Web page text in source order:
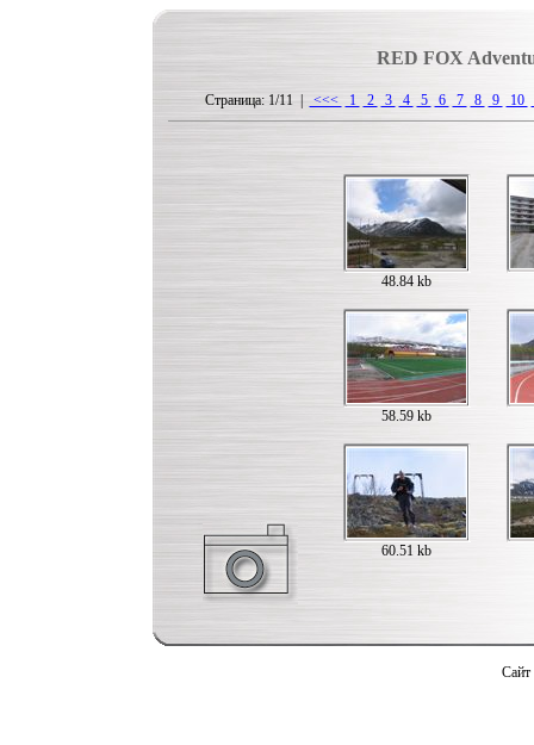
RED FOX
Страница: 1/11 | <<< 1 2 3 4 5 6 7 8 9 10
48.84 kb
58.59 kb
60.51 kb
Сайт